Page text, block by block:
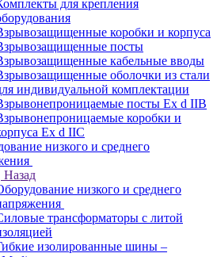
для крепления
коробки и корпуса
посты
кабельные вводы
оболочки из стали
индивидуальной комплектации
посты Ex d IIB
коробки и
Ex d IIС
низкого и среднего
Назад
низкого и среднего
трансформаторы с литой
изолированные шины –